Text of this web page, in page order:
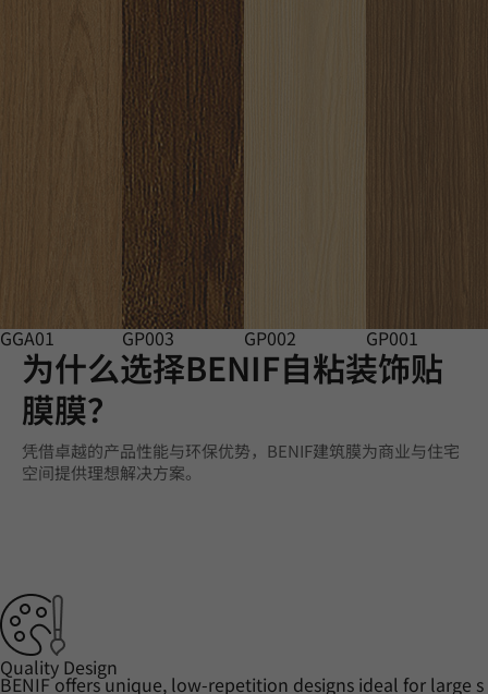
GGA01 GP003 GP002 GP001
为什么选择BENIF自粘装饰贴
膜膜？
凭借卓越的产品性能与环保优势，BENIF建筑膜为商业与住宅
空间提供理想解决方案。
Quality Design
BENIF offers unique, low-repetition designs ideal for large s